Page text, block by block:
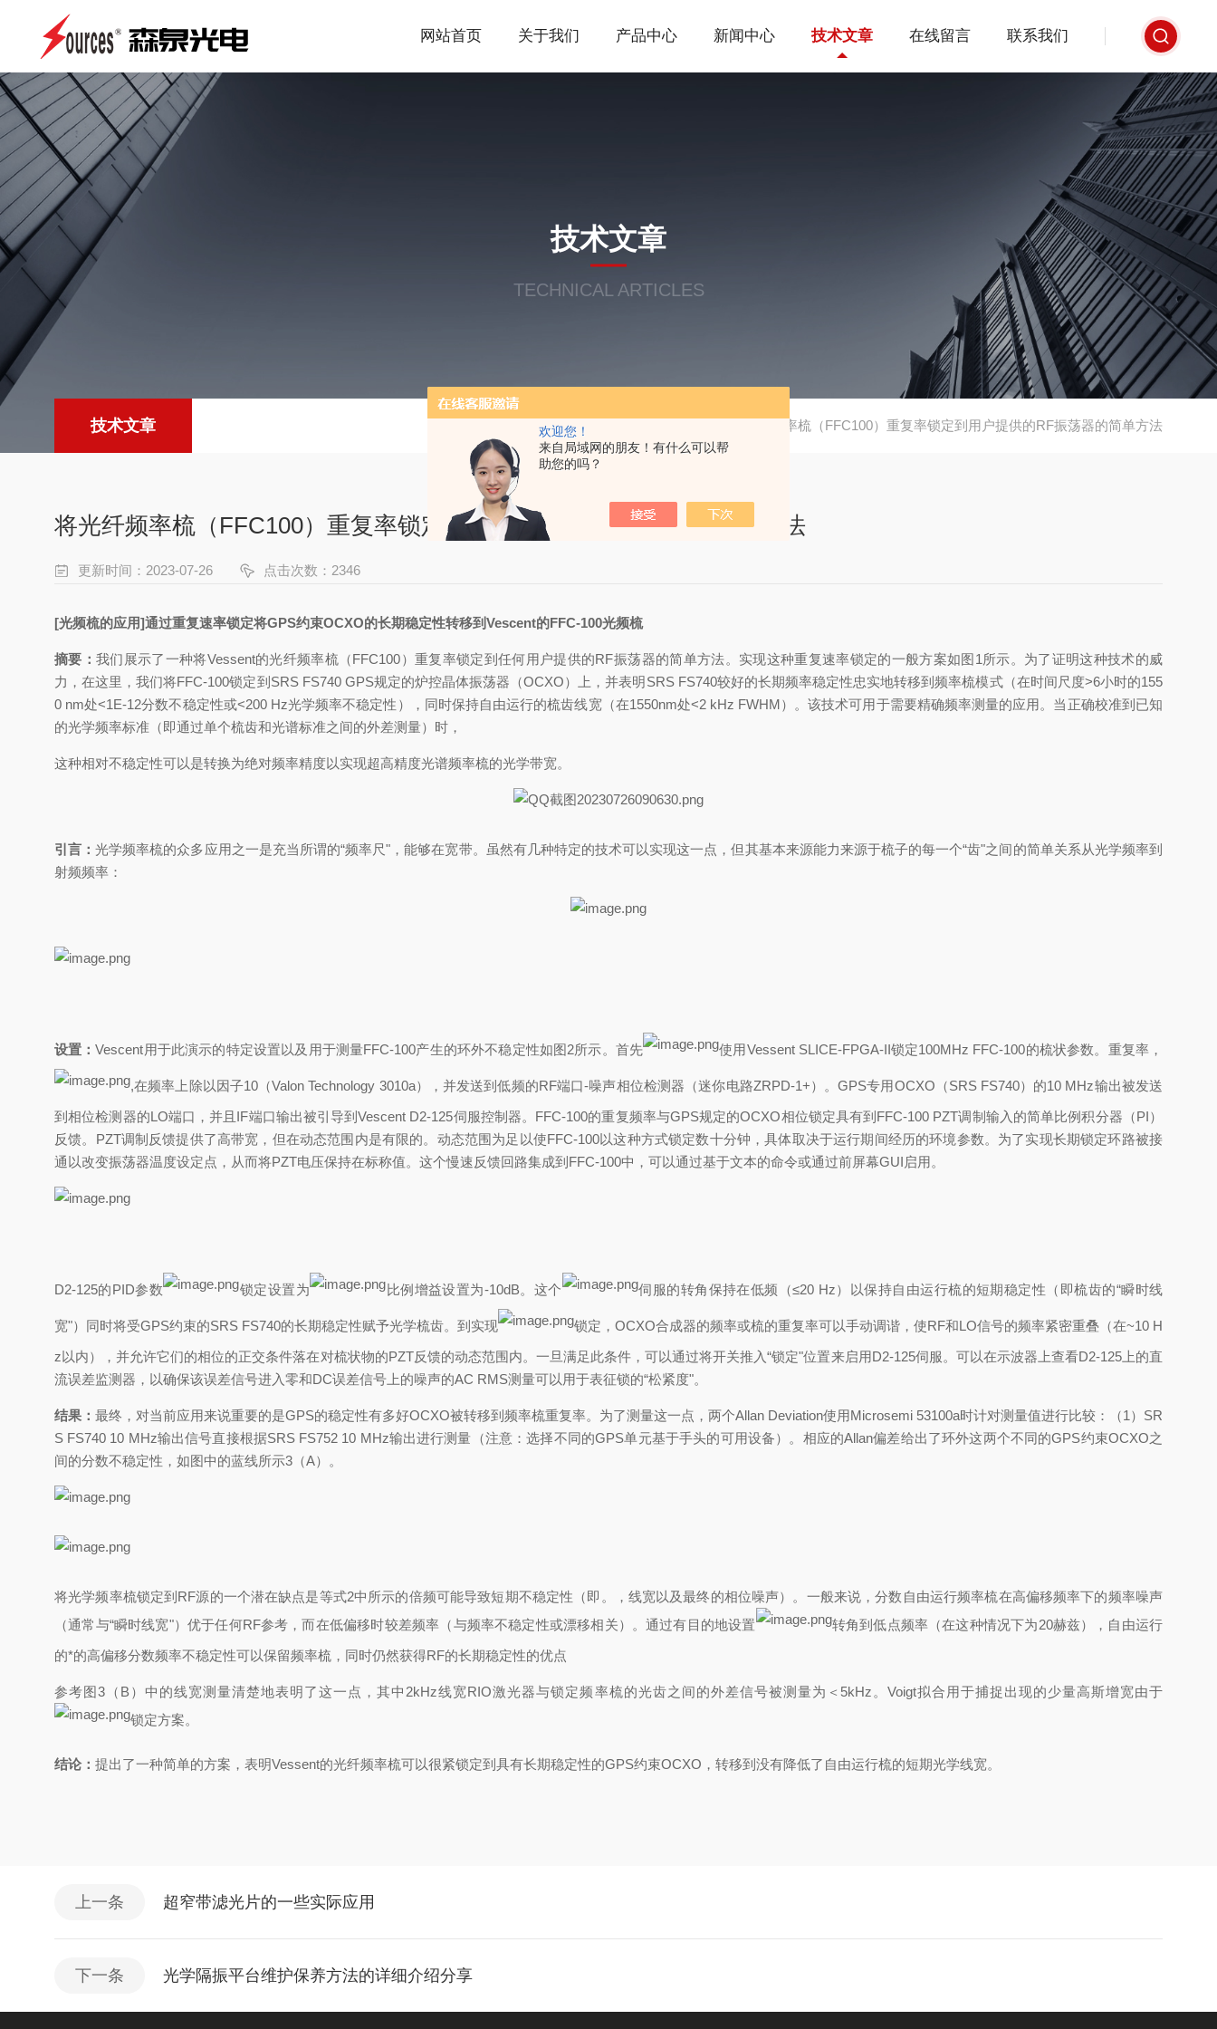
欢迎您！
来自局域网的朋友！有什么可以帮
助您的吗？
网站首页 关于我们 产品中心 新闻中心 技术文章 在线留言 联系我们
技术文章
TECHNICAL ARTICLES
技术文章 当前位置： 将光纤频率梳（FFC100）重复率锁定到用户提供的RF振荡器的简单方法
将光纤频率梳（FFC100）重复率锁定到用户提供的RF振荡器的简单方法
更新时间：2023-07-26 点击次数：2346
[光频梳的应用]通过重复速率锁定将GPS约束OCXO的长期稳定性转移到Vescent的FFC-100光频梳
摘要：我们展示了一种将Vessent的光纤频率梳（FFC100）重复率锁定到任何用户提供的RF振荡器的简单方法。实现这种重复速率锁定的一般方案如图1所示。为了证明这种技术的威
力，在这里，我们将FFC-100锁定到SRS FS740 GPS规定的炉控晶体振荡器（OCXO）上，并表明SRS FS740较好的长期频率稳定性忠实地转移到频率梳模式（在时间尺度>6小时的155
0 nm处<1E-12分数不稳定性或<200 Hz光学频率不稳定性），同时保持自由运行的梳齿线宽（在1550nm处<2 kHz FWHM）。该技术可用于需要精确频率测量的应用。当正确校准到已知
的光学频率标准（即通过单个梳齿和光谱标准之间的外差测量）时，
这种相对不稳定性可以是转换为绝对频率精度以实现超高精度光谱频率梳的光学带宽。
引言：光学频率梳的众多应用之一是充当所谓的“频率尺"，能够在宽带。虽然有几种特定的技术可以实现这一点，但其基本来源能力来源于梳子的每一个“齿"之间的简单关系从光学频率到
射频频率：
设置：Vescent用于此演示的特定设置以及用于测量FFC-100产生的环外不稳定性如图2所示。首先 使用Vessent SLICE-FPGA-II锁定100MHz FFC-100的梳状参数。重复率，
,在频率上除以因子10（Valon Technology 3010a），并发送到低频的RF端口-噪声相位检测器（迷你电路ZRPD-1+）。GPS专用OCXO（SRS FS740）的10 MHz输出被发送
到相位检测器的LO端口，并且IF端口输出被引导到Vescent D2-125伺服控制器。FFC-100的重复频率与GPS规定的OCXO相位锁定具有到FFC-100 PZT调制输入的简单比例积分器（PI）
反馈。PZT调制反馈提供了高带宽，但在动态范围内是有限的。动态范围为足以使FFC-100以这种方式锁定数十分钟，具体取决于运行期间经历的环境参数。为了实现长期锁定环路被接
通以改变振荡器温度设定点，从而将PZT电压保持在标称值。这个慢速反馈回路集成到FFC-100中，可以通过基于文本的命令或通过前屏幕GUI启用。
D2-125的PID参数 锁定设置为 比例增益设置为-10dB。这个 伺服的转角保持在低频（≤20 Hz）以保持自由运行梳的短期稳定性（即梳齿的“瞬时线
宽"）同时将受GPS约束的SRS FS740的长期稳定性赋予光学梳齿。到实现 锁定， OCXO合成器的频率或梳的重复率可以手动调谐，使RF和LO信号的频率紧密重叠（在~10 H
z以内），并允许它们的相位的正交条件落在对梳状物的PZT反馈的动态范围内。一旦满足此条件，可以通过将开关推入“锁定"位置来启用D2-125伺服。可以在示波器上查看D2-125上的直
流误差监测器，以确保该误差信号进入零和DC误差信号上的噪声的AC RMS测量可以用于表征锁的“松紧度"。
结果： 最终，对当前应用来说重要的是GPS的稳定性有多好OCXO被转移到频率梳重复率。为了测量这一点，两个Allan Deviation使用Microsemi 53100a时计对测量值进行比较：（1）SR
S FS740 10 MHz输出信号直接根据SRS FS752 10 MHz输出进行测量（注意：选择不同的GPS单元基于手头的可用设备）。相应的Allan偏差给出了环外这两个不同的GPS约束OCXO之
间的分数不稳定性，如图中的蓝线所示3（A）。
将光学频率梳锁定到 RF源的一个潜在缺点是等式2中所示的倍频可能导致短期不稳定性（即。，线宽以及最终的相位噪声）。一般来说，分数自由运行频率梳在高偏移频率下的频率噪声
（通常与“瞬时线宽"）优于任何RF参考，而在低偏移时较差频率（与频率不稳定性或漂移相关）。通过有目的地设置
转角到低点频率（在这种情况下为20赫兹），自由运行
的*的高偏移分数频率不稳定性可以保留频率梳，同时仍然获得RF的长期稳定性的优点
参考图3（B）中的线宽测量清楚地表明了这一点，其中2kHz线宽RIO激光器与锁定频率梳的光齿之间的外差信号被测量为＜5kHz。Voigt拟合用于捕捉出现的少量高斯增宽由于
锁定方案。
结论： 提出了一种简单的方案，表明Vessent的光纤频率梳可以很紧锁定到具有长期稳定性的GPS约束OCXO，转移到没有降低了自由运行梳的短期光学线宽。
上一条 超窄带滤光片的一些实际应用
下一条 光学隔振平台维护保养方法的详细介绍分享